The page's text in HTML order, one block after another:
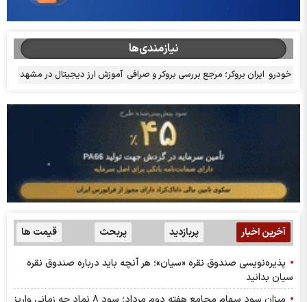
نیازمندی‌ها
خودرو ایران بروکر؛ مرجع بررسی بروکر و صرافی آموزش ارز دیجیتال در مشهد
آخرین اخبار پربازدید پربحث قیمت ها
پذیره‌نویسی صندوق نقره «سیان»؛ هر آنچه باید درباره صندوق نقره
سیان بدانید